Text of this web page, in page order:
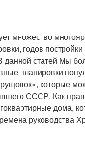
множество
годов
статей Мы
планировки
которые
СССР. Как
дома,
руководства